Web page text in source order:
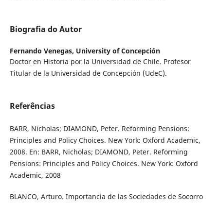
Biografia do Autor
Fernando Venegas, University of Concepción
Doctor en Historia por la Universidad de Chile. Profesor
Titular de la Universidad de Concepción (UdeC).
Referências
BARR, Nicholas; DIAMOND, Peter. Reforming Pensions:
Principles and Policy Choices. New York: Oxford Academic,
2008. En: BARR, Nicholas; DIAMOND, Peter. Reforming
Pensions: Principles and Policy Choices. New York: Oxford
Academic, 2008
BLANCO, Arturo. Importancia de las Sociedades de Socorro